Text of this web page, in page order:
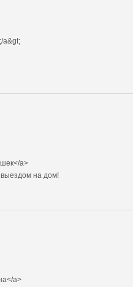
a&gt;
a>
выездом на дом!
a>